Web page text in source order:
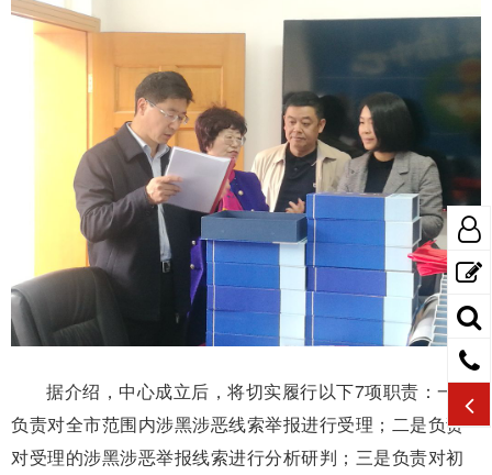
据介绍，中心成立后，将切实履行以下7项职责：一是
负责对全市范围内涉黑涉恶线索举报进行受理；二是负责
对受理的涉黑涉恶举报线索进行分析研判；三是负责对初